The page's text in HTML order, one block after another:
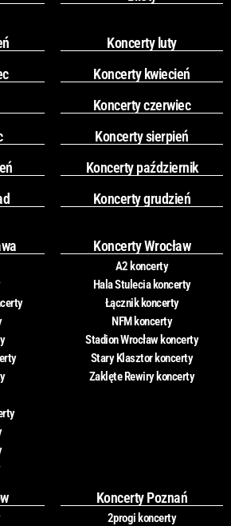
Koncerty luty
Koncerty kwiecień
Koncerty czerwiec
Koncerty sierpień
Koncerty październik
Koncerty grudzień
Koncerty Wrocław
A2 koncerty
Hala Stulecia koncerty
Łącznik koncerty
NFM koncerty
Stadion Wrocław koncerty
Stary Klasztor koncerty
Zaklęte Rewiry koncerty
Koncerty Poznań
2progi koncerty